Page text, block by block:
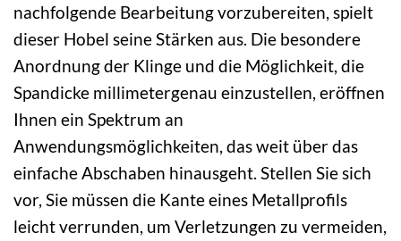
nachfolgende Bearbeitung vorzubereiten, spielt
dieser Hobel seine Stärken aus. Die besondere
Anordnung der Klinge und die Möglichkeit, die
Spandicke millimetergenau einzustellen, eröffnen
Ihnen ein Spektrum an
Anwendungsmöglichkeiten, das weit über das
einfache Abschaben hinausgeht. Stellen Sie sich
vor, Sie müssen die Kante eines Metallprofils
leicht verrunden, um Verletzungen zu vermeiden,